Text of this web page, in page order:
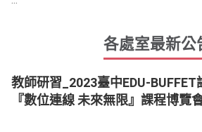
各處室最新公
教師研習_2023臺中EDU-
『數位連線 未來無限』課程博覽